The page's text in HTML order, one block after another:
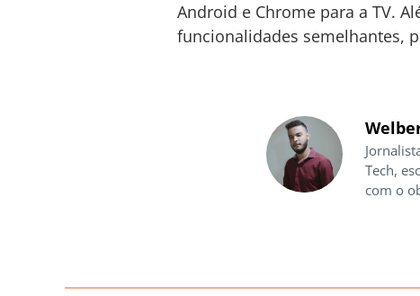
Android e Chrome para a TV.
funcionalidades semelhantes,
Tech,
com o